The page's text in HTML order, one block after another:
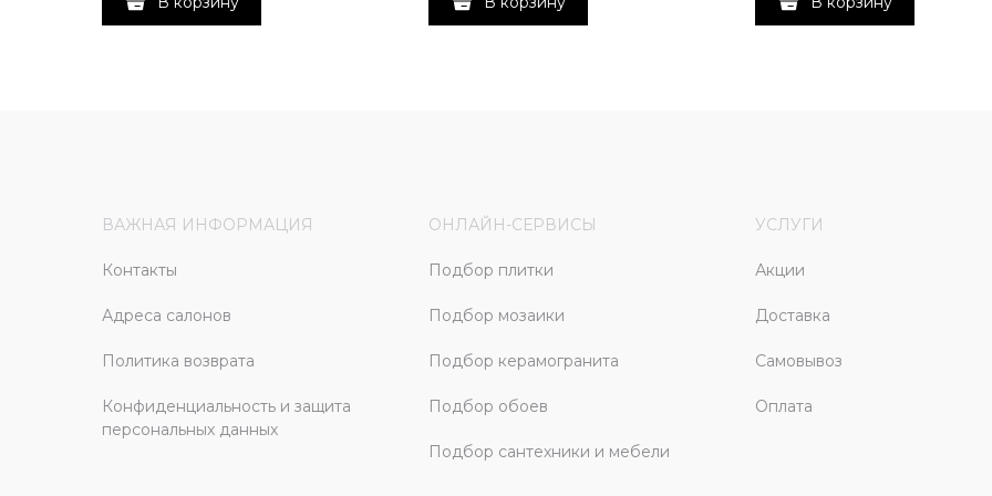
ВАЖНАЯ ИНФОРМАЦИЯ
Контакты
Адреса салонов
Политика возврата
Конфиденциальность и защита
персональных данных
ОНЛАЙН-СЕРВИСЫ
Подбор плитки
Подбор мозаики
Подбор керамогранита
Подбор обоев
Подбор сантехники и мебели
УСЛУГИ
Акции
Доставка
Самовывоз
Оплата